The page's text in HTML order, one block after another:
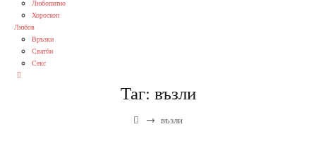
Любопитно
Хороскоп
Любов
Връзки
Сватби
Секс
Таг: възли
→ възли